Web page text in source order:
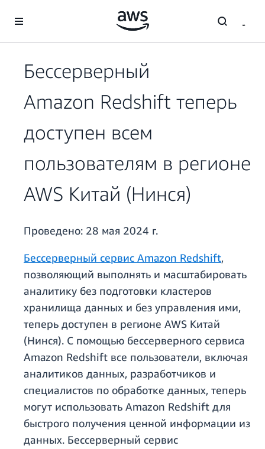
Перейти к главному контенту
Бессерверный
Amazon Redshift теперь
доступен всем
пользователям в регионе
AWS Китай (Нинся)
Проведено: 28 мая 2024 г.
Бессерверный сервис Amazon Redshift,
позволяющий выполнять и масштабировать
аналитику без подготовки кластеров
хранилища данных и без управления ими,
теперь доступен в регионе AWS Китай
(Нинся). С помощью бессерверного сервиса
Amazon Redshift все пользователи, включая
аналитиков данных, разработчиков и
специалистов по обработке данных, теперь
могут использовать Amazon Redshift для
быстрого получения ценной информации из
данных. Бессерверный сервис